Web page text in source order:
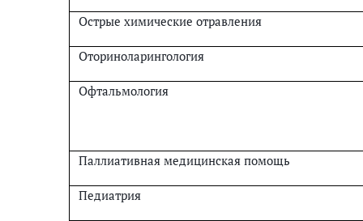
Острые химические отравления
Оториноларингология
Офтальмология
Паллиативная медицинская помощь
Педиатрия